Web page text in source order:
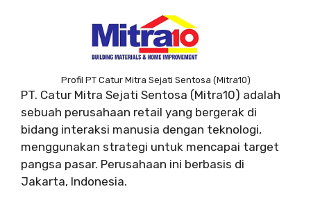
Profil PT Catur Mitra Sejati Sentosa (Mitra10)
PT. Catur Mitra Sejati Sentosa (Mitra10) adalah
sebuah perusahaan retail yang bergerak di
bidang interaksi manusia dengan teknologi,
menggunakan strategi untuk mencapai target
pangsa pasar. Perusahaan ini berbasis di
Jakarta, Indonesia.